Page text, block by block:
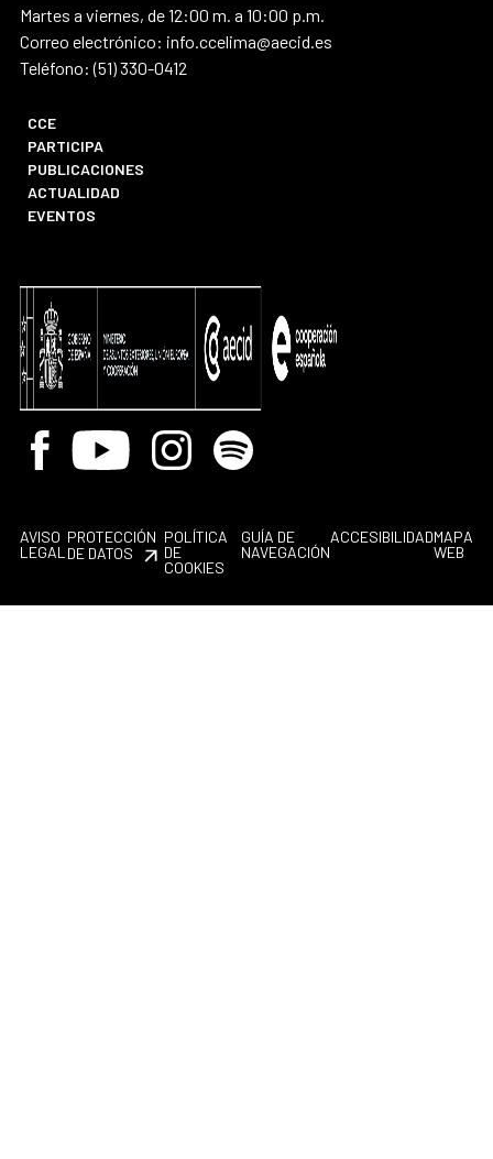
Martes a viernes, de 12:00 m. a 10:00 p.m.
Correo electrónico: info.ccelima@aecid.es
Teléfono: (51) 330-0412
CCE
PARTICIPA
PUBLICACIONES
ACTUALIDAD
EVENTOS
Facebook
Youtube InstagramSpotify
AVISO
LEGAL
PROTECCIÓN
DE DATOS
POLÍTICA
DE
COOKIES
GUÍA DE
NAVEGACIÓN
ACCESIBILIDADMAPA
WEB